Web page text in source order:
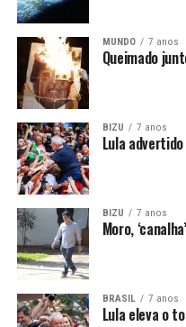
MUNDO 7 anos
Queimado
BIZU 7 anos
Lula
BIZU 7 anos
Moro,
BRASIL 7 anos
Lula eleva o